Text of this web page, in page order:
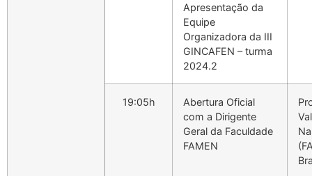
Apresentação da
Equipe
Organizadora da III
GINCAFEN – turma
2024.2
19:05h
Abertura Oficial
com a Dirigente
Geral da Faculdade
FAMEN